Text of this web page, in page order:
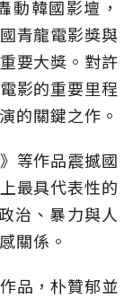
動韓國影壇，
青龍電影獎與
要大獎。對許
影的重要里程
的關鍵之作。
等作品震撼國
最具代表性的
治、暴力與人
關係。
品，朴贊郁並